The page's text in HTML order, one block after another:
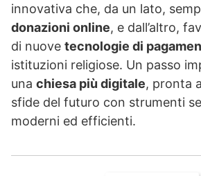
innovativa che, da un lato,
donazioni online, e dall’altro,
di nuove tecnologie di
istituzioni religiose. Un passo
una chiesa più digitale, pronta
sfide del futuro con strumenti
moderni ed efficienti.